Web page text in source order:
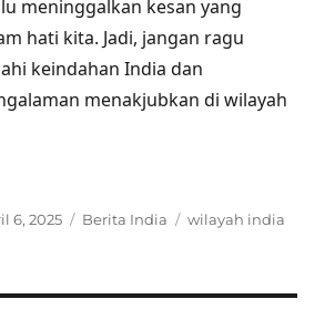
meninggalkan kesan yang
hati kita. Jadi, jangan ragu
keindahan India dan
menakjubkan di wilayah
6, 2025 Categories
Berita India Tags
wilayah india